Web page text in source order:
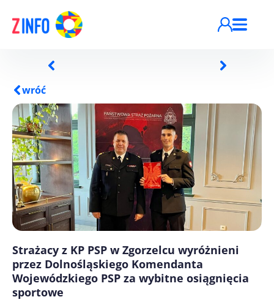
wróć
Strażacy z KP PSP w Zgorzelcu wyróżnieni
przez Dolnośląskiego Komendanta
Wojewódzkiego PSP za wybitne osiągnięcia
sportowe